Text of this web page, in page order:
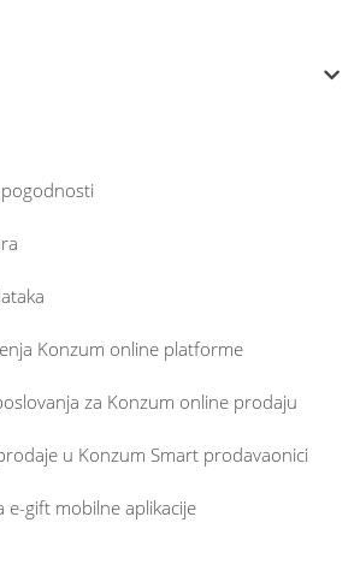
Konzum online platforme
za Konzum online prodaju
u Konzum Smart prodavaonici
e-gift mobilne aplikacije